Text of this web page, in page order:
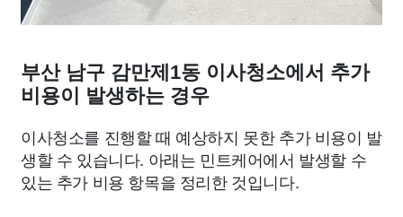
부산 남구 감만제1동 이사청소에서 추가
비용이 발생하는 경우
이사청소를 진행할 때 예상하지 못한 추가 비용이 발
생할 수 있습니다. 아래는 민트케어에서 발생할 수
있는 추가 비용 항목을 정리한 것입니다.